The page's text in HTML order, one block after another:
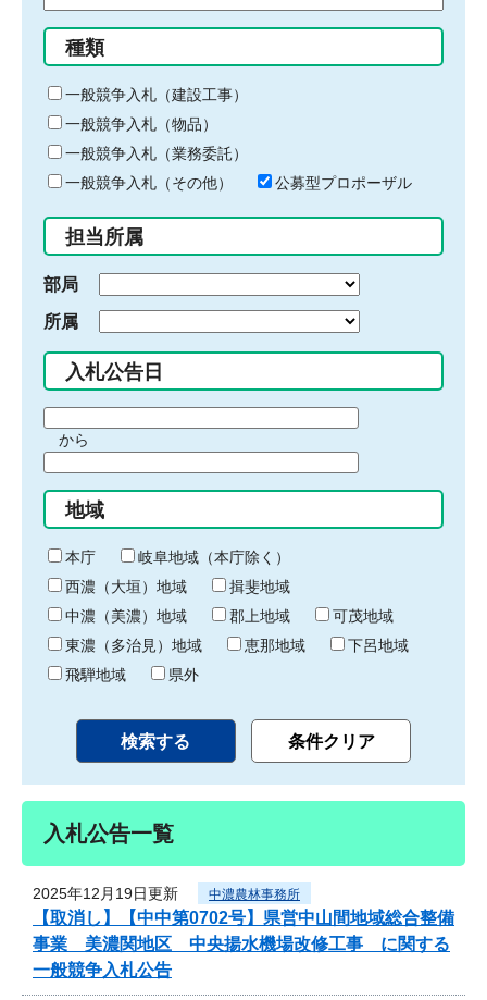
る
キ
ー
ワ
ー
ド
入
力
種類
一般競争入札（建設工事）
一般競争入札（物品）
一般競争入札（業務委託）
一般競争入札（その他）
公募型プロポーザル
担当所属
部局
所属
入札公告日
間
始
り
から
間
終
わ
り
地域
本庁
岐阜地域（本庁除く）
西濃（大垣）地域
揖斐地域
中濃（美濃）地域
郡上地域
可茂地域
東濃（多治見）地域
恵那地域
下呂地域
飛騨地域
県外
入札公告一覧
2025年12月19日更新 中濃農林事務所
【取消し】【中中第0702号】県営中山間地域総合整備
事業 美濃関地区 中央揚水機場改修工事 に関する
一般競争入札公告